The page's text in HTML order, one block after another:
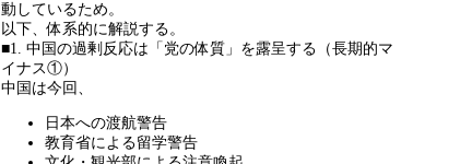
動しているため。
以下、体系的に解説する。
■1. 中国の過剰反応は「党の体質」を露呈する（長期的マ
イナス①）
中国は今回、
日本への渡航警告
教育省による留学警告